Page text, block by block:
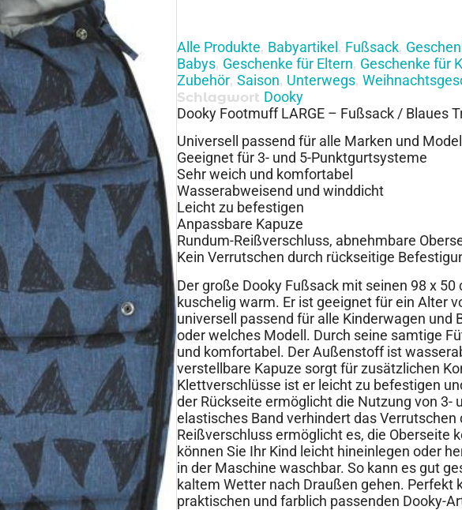
Alle Produkte, Babyartikel, Fußsack,
Babys, Geschenke für Eltern, Geschenke für
Zubehör, Saison, Unterwegs,
Schlagwort Dooky
Dooky Footmuff LARGE – Fußsack / Blaues
Universell passend für alle Marken und
Geeignet für 3- und 5-Punktgurtsysteme
Sehr weich und komfortabel
Wasserabweisend und winddicht
Leicht zu befestigen
Anpassbare Kapuze
Rundum-Reißverschluss, abnehmbare
Kein Verrutschen durch rückseitige
Der große Dooky Fußsack mit seinen 98 x 50
kuschelig warm. Er ist geeignet für ein Alter
universell passend für alle Kinderwagen und
oder welches Modell. Durch seine samtige
und komfortabel. Der Außenstoff ist
verstellbare Kapuze sorgt für zusätzlichen
Klettverschlüsse ist er leicht zu befestigen
der Rückseite ermöglicht die Nutzung von 3-
elastisches Band verhindert das Verrutschen
Reißverschluss ermöglicht es, die Oberseite
können Sie Ihr Kind leicht hineinlegen oder
in der Maschine waschbar. So kann es gut
kaltem Wetter nach Draußen gehen. Perfekt
praktischen und farblich passenden Dooky-